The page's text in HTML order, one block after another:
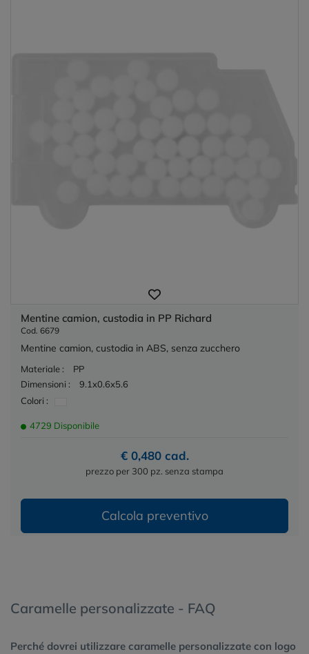
Mentine camion, custodia in PP Richard
Cod. 6679
Mentine camion, custodia in ABS, senza zucchero
Materiale :
PP
Dimensioni :
9.1x0.6x5.6
Colori :
4729 Disponibile
€ 0,480 cad.
prezzo per 300 pz. senza stampa
Calcola preventivo
Caramelle personalizzate - FAQ
Perché dovrei utilizzare caramelle personalizzate con logo